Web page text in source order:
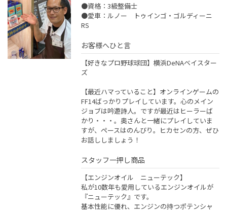
●資格：3級整備士
●愛車：ルノー トゥインゴ・ゴルディーニ
RS
お客様へひと言
【好きなプロ野球球団】横浜DeNAベイスター
ズ
【最近ハマっていること】オンラインゲームの
FF14ばっかりプレイしています。心のメイン
ジョブは吟遊詩人。ですが最近はヒーラーば
かり・・・。奥さんと一緒にプレイしていま
すが、ペースはのんびり。ヒカセンの方、ぜひ
お話ししましょう！
スタッフ一押し商品
【エンジンオイル ニューテック】
私が10数年も愛用しているエンジンオイルが
『ニューテック』です。
基本性能に優れ、エンジンの持つポテンシャ